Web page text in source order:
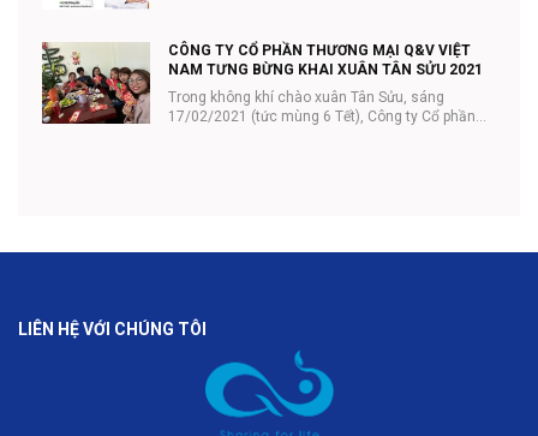
CÔNG TY CỔ PHẦN THƯƠNG MẠI Q&V VIỆT
NAM TƯNG BỪNG KHAI XUÂN TÂN SỬU 2021
Trong không khí chào xuân Tân Sửu, sáng
17/02/2021 (tức mùng 6 Tết), Công ty Cổ phần
LIÊN HỆ VỚI CHÚNG TÔI